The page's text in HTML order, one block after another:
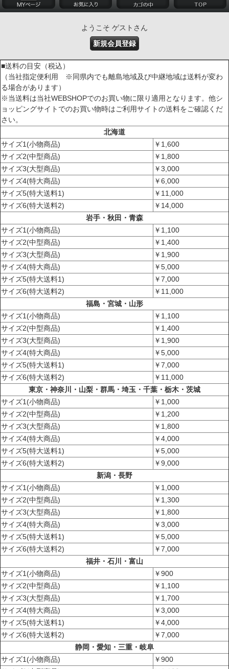
ようこそ ゲストさん
新規会員登録
■送料の目安（税込）
（当社指定便利用 ※同県内でも離島地域及び中継地域は送料が変わ
る場合があります）
※当送料は当社WEBSHOPでのお買い物に限り適用となります。他シ
ョッピングサイトでのお買い物時はご利用サイトの送料をご確認くだ
さい。
北海道
サイズ1(小物商品)
￥1,600
サイズ2(中型商品)
￥1,800
サイズ3(大型商品)
￥3,000
サイズ4(特大商品)
￥6,000
サイズ5(特大送料1)
￥11,000
サイズ6(特大送料2)
￥14,000
岩手・秋田・青森
サイズ1(小物商品)
￥1,100
サイズ2(中型商品)
￥1,400
サイズ3(大型商品)
￥1,900
サイズ4(特大商品)
￥5,000
サイズ5(特大送料1)
￥7,000
サイズ6(特大送料2)
￥11,000
福島・宮城・山形
サイズ1(小物商品)
￥1,100
サイズ2(中型商品)
￥1,400
サイズ3(大型商品)
￥1,900
サイズ4(特大商品)
￥5,000
サイズ5(特大送料1)
￥7,000
サイズ6(特大送料2)
￥11,000
東京・神奈川・山梨・群馬・埼玉・千葉・栃木・茨城
サイズ1(小物商品)
￥1,000
サイズ2(中型商品)
￥1,200
サイズ3(大型商品)
￥1,800
サイズ4(特大商品)
￥4,000
サイズ5(特大送料1)
￥5,000
サイズ6(特大送料2)
￥9,000
新潟・長野
サイズ1(小物商品)
￥1,000
サイズ2(中型商品)
￥1,300
サイズ3(大型商品)
￥1,800
サイズ4(特大商品)
￥3,000
サイズ5(特大送料1)
￥5,000
サイズ6(特大送料2)
￥7,000
福井・石川・富山
サイズ1(小物商品)
￥900
サイズ2(中型商品)
￥1,100
サイズ3(大型商品)
￥1,700
サイズ4(特大商品)
￥3,000
サイズ5(特大送料1)
￥4,000
サイズ6(特大送料2)
￥7,000
静岡・愛知・三重・岐阜
サイズ1(小物商品)
￥900